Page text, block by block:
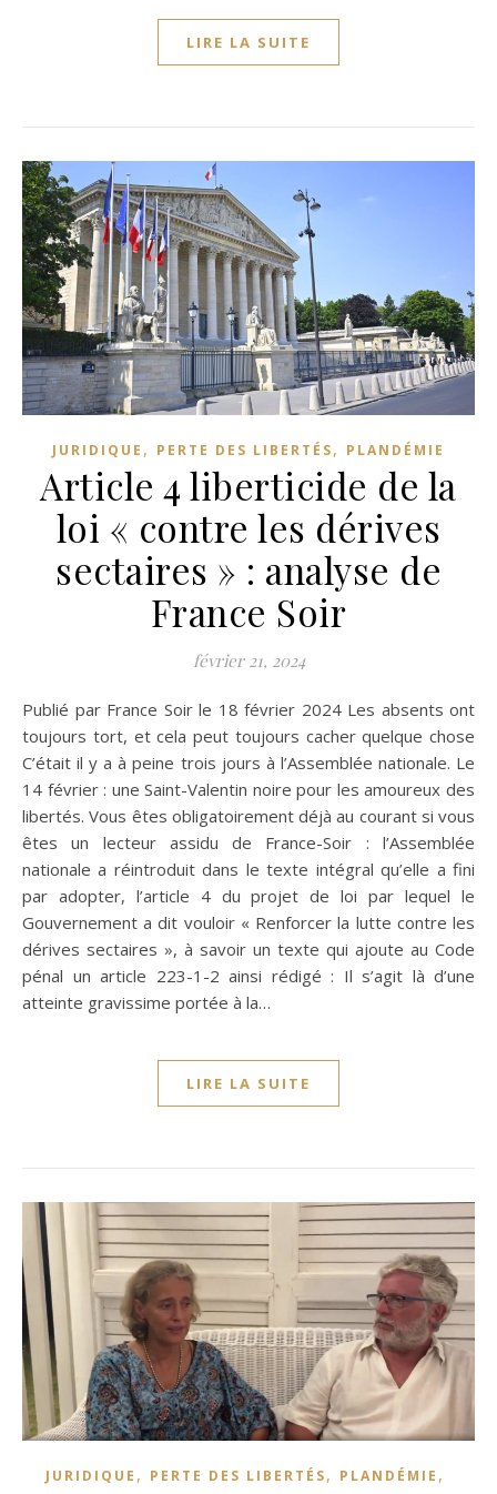
LIRE LA SUITE
JURIDIQUE , PERTE DES LIBERTÉS, PLANDÉMIE
Article 4 liberticide de la
loi « contre les dérives
sectaires » : analyse de
France Soir
février 21, 2024
Publié par France Soir le 18 février 2024 Les absents ont
toujours tort, et cela peut toujours cacher quelque chose
C’était il y a à peine trois jours à l’Assemblée nationale. Le
14 février : une Saint-Valentin noire pour les amoureux des
libertés. Vous êtes obligatoirement déjà au courant si vous
êtes un lecteur assidu de France-Soir : l’Assemblée
nationale a réintroduit dans le texte intégral qu’elle a fini
par adopter, l’article 4 du projet de loi par lequel le
Gouvernement a dit vouloir « Renforcer la lutte contre les
dérives sectaires », à savoir un texte qui ajoute au Code
pénal un article 223-1-2 ainsi rédigé : Il s’agit là d’une
atteinte gravissime portée à la…
LIRE LA SUITE
JURIDIQUE , PERTE DES LIBERTÉS, PLANDÉMIE ,